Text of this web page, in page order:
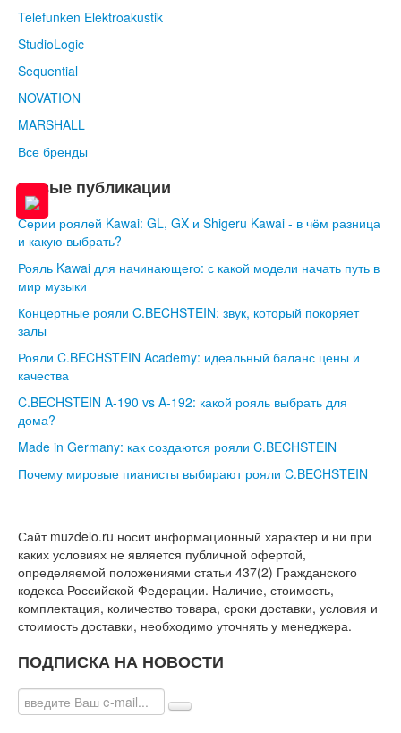
Telefunken Elektroakustik
StudioLogic
Sequential
NOVATION
MARSHALL
Все бренды
Новые публикации
Серии роялей Kawai: GL, GX и Shigeru Kawai - в чём разница
и какую выбрать?
Рояль Kawai для начинающего: с какой модели начать путь в
мир музыки
Концертные рояли C.BECHSTEIN: звук, который покоряет
залы
Рояли C.BECHSTEIN Academy: идеальный баланс цены и
качества
C.BECHSTEIN A-190 vs A-192: какой рояль выбрать для
дома?
Made in Germany: как создаются рояли C.BECHSTEIN
Почему мировые пианисты выбирают рояли C.BECHSTEIN
Сайт muzdelo.ru носит информационный характер и ни при
каких условиях не является публичной офертой,
определяемой положениями статьи 437(2) Гражданского
кодекса Российской Федерации. Наличие, стоимость,
комплектация, количество товара, сроки доставки, условия и
стоимость доставки, необходимо уточнять у менеджера.
ПОДПИСКА НА НОВОСТИ